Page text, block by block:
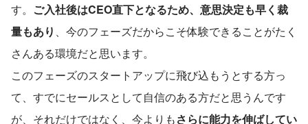
す。 ご入社後はCEO直下となるため、意思決定も早く裁
量もあり 、今のフェーズだからこそ体験できることがたく
さんある環境だと思います。
このフェーズのスタートアップに飛び込もうとする方っ
て、すでにセールスとして自信のある方だと思うんです
が、それだけではなく、今よりもさらに能力を伸ばしてい